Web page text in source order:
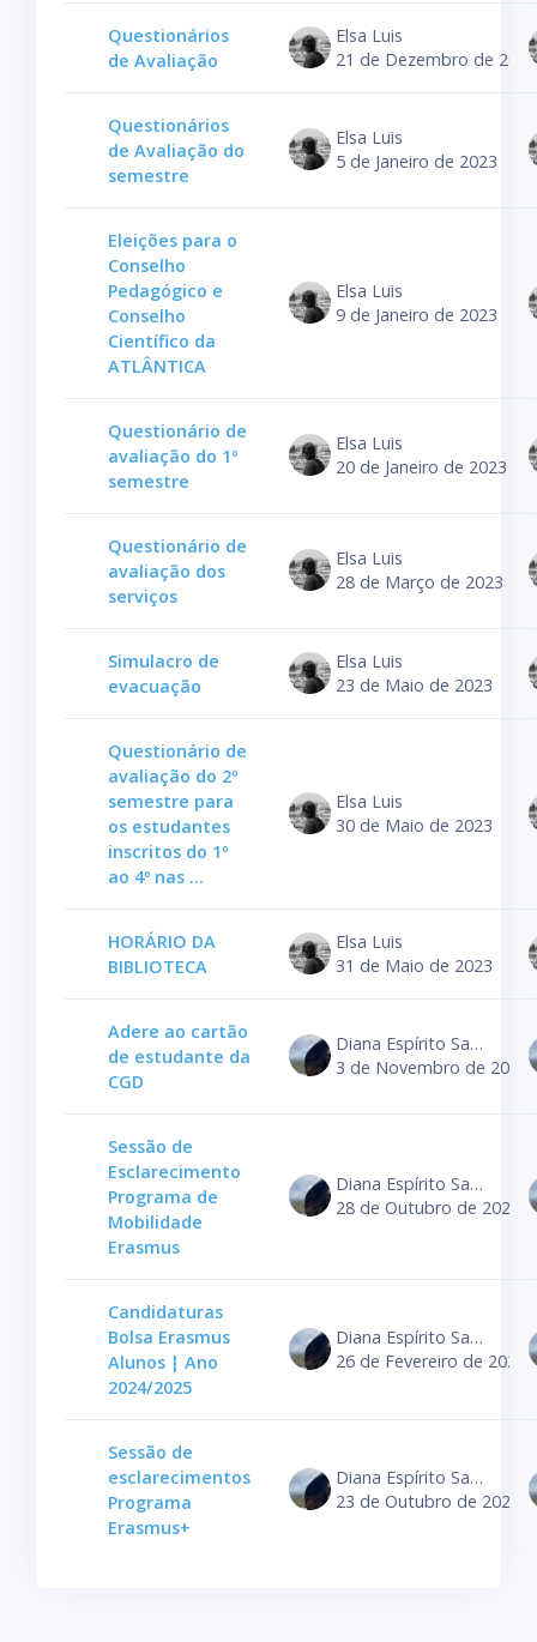
Questionários
de Avaliação
Elsa Luis
21 de Dezembro de 2022
Questionários
de Avaliação do
semestre
Elsa Luis
5 de Janeiro de 2023
Eleições para o
Conselho
Pedagógico e
Conselho
Científico da
ATLÂNTICA
Elsa Luis
9 de Janeiro de 2023
Questionário de
avaliação do 1º
semestre
Elsa Luis
20 de Janeiro de 2023
Questionário de
avaliação dos
serviços
Elsa Luis
28 de Março de 2023
Simulacro de
evacuação
Elsa Luis
23 de Maio de 2023
Questionário de
avaliação do 2º
semestre para
os estudantes
inscritos do 1º
ao 4º nas ...
Elsa Luis
30 de Maio de 2023
HORÁRIO DA
BIBLIOTECA
Elsa Luis
31 de Maio de 2023
Adere ao cartão
de estudante da
CGD
Diana Espírito Santo
3 de Novembro de 2023
Sessão de
Esclarecimento
Programa de
Mobilidade
Erasmus
Diana Espírito Santo
28 de Outubro de 2024
Candidaturas
Bolsa Erasmus
Alunos | Ano
2024/2025
Diana Espírito Santo
26 de Fevereiro de 2024
Sessão de
esclarecimentos
Programa
Erasmus+
Diana Espírito Santo
23 de Outubro de 2023